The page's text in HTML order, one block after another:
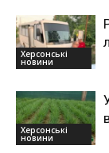
Херсонські
новини
Херсонські
новини